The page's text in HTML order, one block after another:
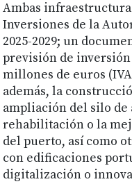
Ambas
Inversiones de la
2025-2029; un
previsión de
millones de euros
además, la
ampliación del silo de
rehabilitación o la
del puerto, así como
con edificaciones
digitalización o